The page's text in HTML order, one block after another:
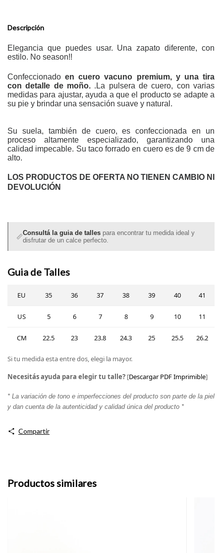
Descripción
Elegancia que puedes usar. Una zapato diferente, con
estilo. No season!!
Confeccionadoen cuero vacuno premium, y una tira
con detalle de moño. .La pulsera de cuero, con varias
medidas para ajustar, ayuda a que el producto se adapte a
su pie y brindar una sensación suave y natural.
Su suela, también de cuero, es confeccionada en un
proceso altamente especializado, garantizando una
calidad impecable. Su taco forrado en cuero es de 9 cm de
alto.
LOS PRODUCTOS DE OFERTA NO TIENEN CAMBIO NI
DEVOLUCIÓN
📏Consultá la guia de talles para encontrar tu medida ideal y
disfrutar de un calce perfecto.
Guia de Talles
EU 35 36 37 38 39 40 41
US 5 6 7 8 9 10 11
CM 22.5 23 23.8 24.3 25 25.5 26.2
Si tu medida esta entre dos, elegi la mayor.
Necesitás ayuda para elegir tu talle? [Descargar PDF Imprimible]
* La variación de tono e imperfecciones del producto son parte de la piel
y dan cuenta de la autenticidad y calidad única del producto *
Compartir
Productos similares